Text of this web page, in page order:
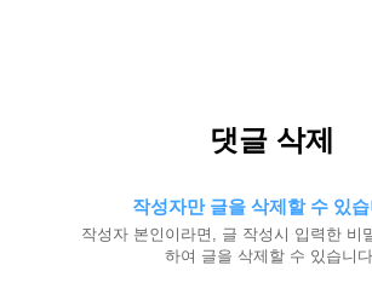
댓글 삭제
작성자만 글을 삭제할 수 있
작성자 본인이라면, 글 작성시 입력한 비
하여 글을 삭제할 수 있습니